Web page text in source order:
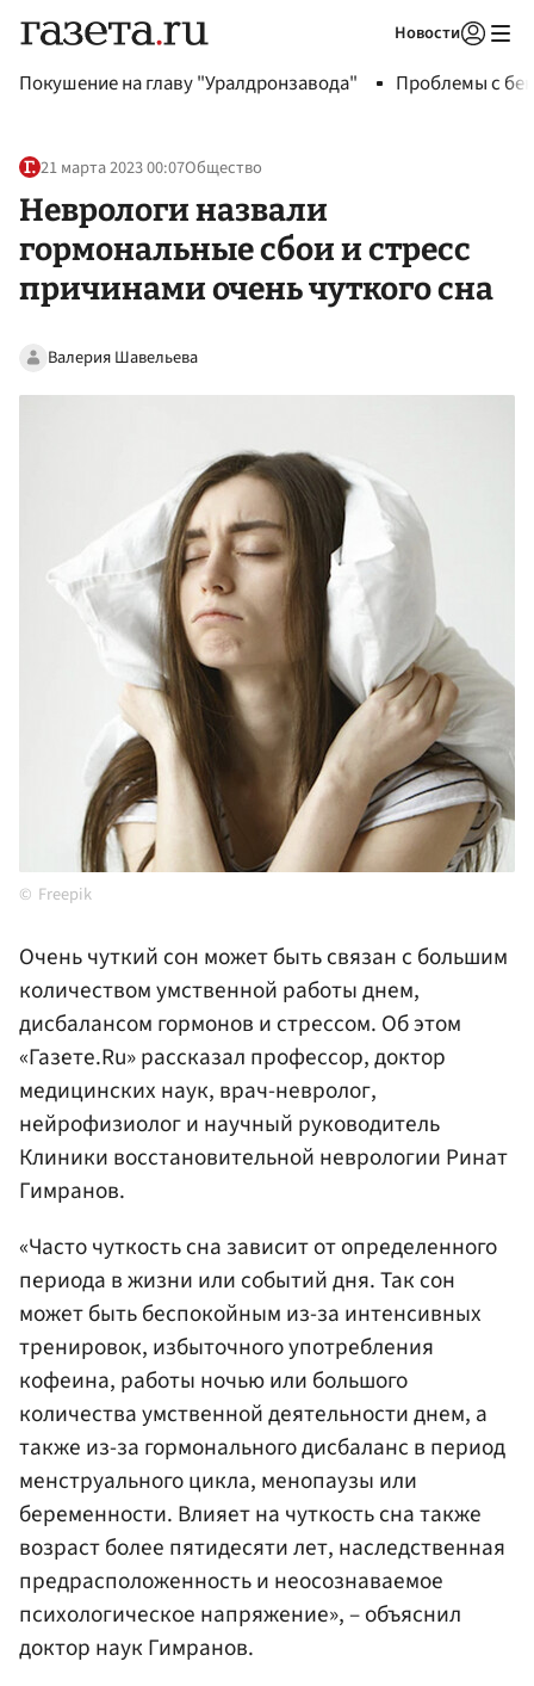
Новости
Покушение на главу "Уралдронзавода" Проблемы с
21 марта 2023 00:07Общество
Неврологи назвали
гормональные сбои и стресс
причинами очень чуткого сна
Валерия Шавельева
Freepik
Очень чуткий сон может быть связан с большим
количеством умственной работы днем,
дисбалансом гормонов и стрессом. Об этом
«Газете.Ru» рассказал профессор, доктор
медицинских наук, врач-невролог,
нейрофизиолог и научный руководитель
Клиники восстановительной неврологии Ринат
Гимранов.
«Часто чуткость сна зависит от определенного
периода в жизни или событий дня. Так сон
может быть беспокойным из-за интенсивных
тренировок, избыточного употребления
кофеина, работы ночью или большого
количества умственной деятельности днем, а
также из-за гормонального дисбаланс в период
менструального цикла, менопаузы или
беременности. Влияет на чуткость сна также
возраст более пятидесяти лет, наследственная
предрасположенность и неосознаваемое
психологическое напряжение», – объяснил
доктор наук Гимранов.